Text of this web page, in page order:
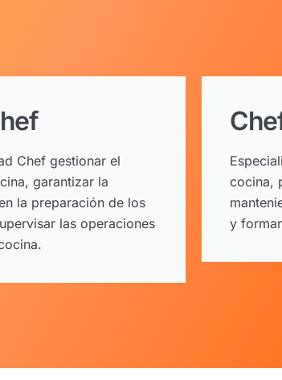
Chef gestionar el
garantizar la
la preparación de los
las operaciones
cocina,
y